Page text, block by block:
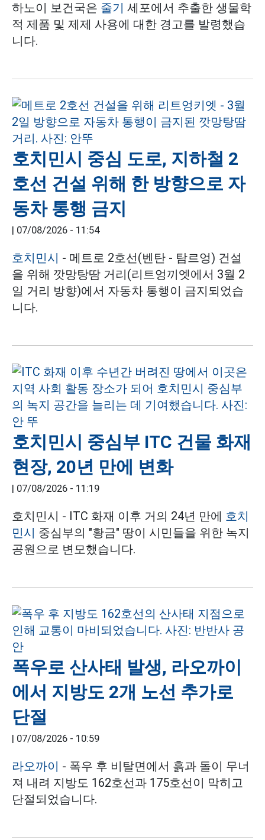
하노이 보건국은 줄기 세포에서 추출한 생물학
적 제품 및 제제 사용에 대한 경고를 발령했습
니다.
호치민시 중심 도로, 지하철 2
호선 건설 위해 한 방향으로 자
동차 통행 금지
| 07/08/2026 - 11:54
호치민시 - 메트로 2호선(벤탄 - 탐르엉) 건설
을 위해 깟망탕땀 거리(리트엉끼엣에서 3월 2
일 거리 방향)에서 자동차 통행이 금지되었습
니다.
호치민시 중심부 ITC 건물 화재
현장, 20년 만에 변화
| 07/08/2026 - 11:19
호치민시 - ITC 화재 이후 거의 24년 만에 호치
민시 중심부의 "황금" 땅이 시민들을 위한 녹지
공원으로 변모했습니다.
폭우로 산사태 발생, 라오까이
에서 지방도 2개 노선 추가로
단절
| 07/08/2026 - 10:59
라오까이 - 폭우 후 비탈면에서 흙과 돌이 무너
져 내려 지방도 162호선과 175호선이 막히고
단절되었습니다.